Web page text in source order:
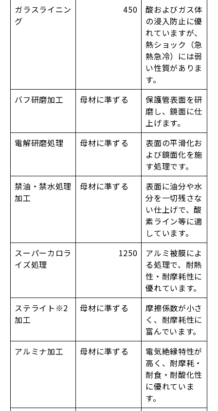
ガラスライニン
グ
450
酸およびガス体
の浸入防止に優
れていますが、
熱ショック（急
熱急冷）には弱
い性質がありま
す。
バフ研磨加工
母材に準ずる
保護管表面を研
磨し、鏡面に仕
上げます。
電解研磨処理
母材に準ずる
表面の平滑化お
よび鏡面化を施
す処理です。
禁油・禁水処理
加工
母材に準ずる
表面に油分や水
分を一切残さな
い仕上げで、酸
素ライン等に適
しています。
スーパーカロラ
イズ処理
1250
アルミ被膜によ
る処理で、耐熱
性・耐摩耗性に
優れています。
ステライト※2
加工
母材に準ずる
摩擦係数が小さ
く、耐摩耗性に
富んでいます。
アルミナ加工
母材に準ずる
電気絶縁特性が
高く、耐摩耗・
耐食・耐酸化性
に優れていま
す。